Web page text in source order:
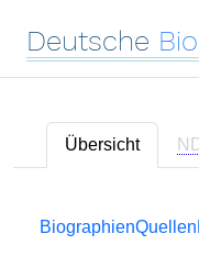
Deutsche
Übersicht
BiographienQuellen